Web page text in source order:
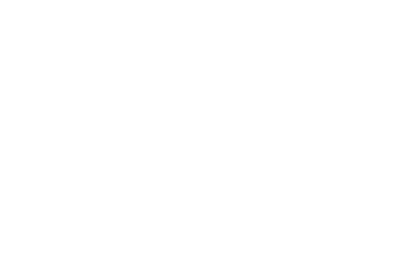
dazu auf, diese